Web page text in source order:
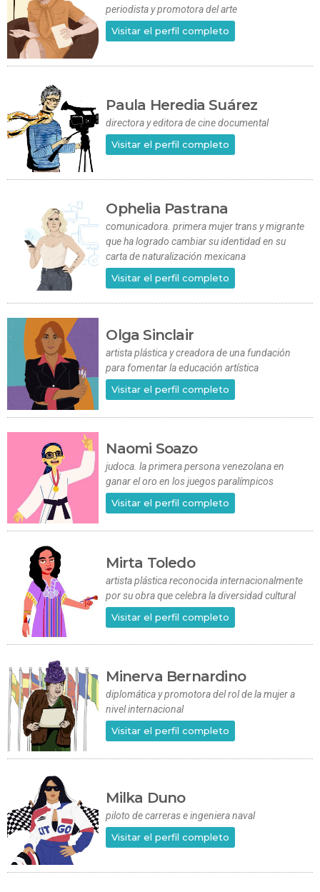
periodista y promotora del arte
Visitar el perfil completo
Paula Heredia Suárez
directora y editora de cine documental
Visitar el perfil completo
Ophelia Pastrana
comunicadora. primera mujer trans y migrante
que ha logrado cambiar su identidad en su
carta de naturalización mexicana
Visitar el perfil completo
Olga Sinclair
artista plástica y creadora de una fundación
para fomentar la educación artística
Visitar el perfil completo
Naomi Soazo
judoca. la primera persona venezolana en
ganar el oro en los juegos paralímpicos
Visitar el perfil completo
Mirta Toledo
artista plástica reconocida internacionalmente
por su obra que celebra la diversidad cultural
Visitar el perfil completo
Minerva Bernardino
diplomática y promotora del rol de la mujer a
nivel internacional
Visitar el perfil completo
Milka Duno
piloto de carreras e ingeniera naval
Visitar el perfil completo